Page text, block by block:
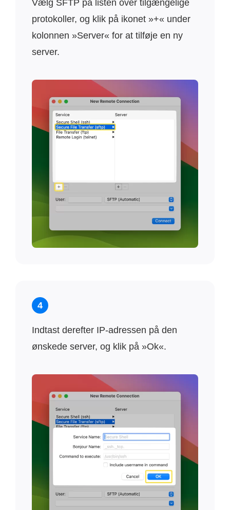
Vælg SFTP på listen over tilgængelige
protokoller, og klik på ikonet »+« under
kolonnen »Server« for at tilføje en ny
server.
4
Indtast derefter IP-adressen på den
ønskede server, og klik på »Ok«.